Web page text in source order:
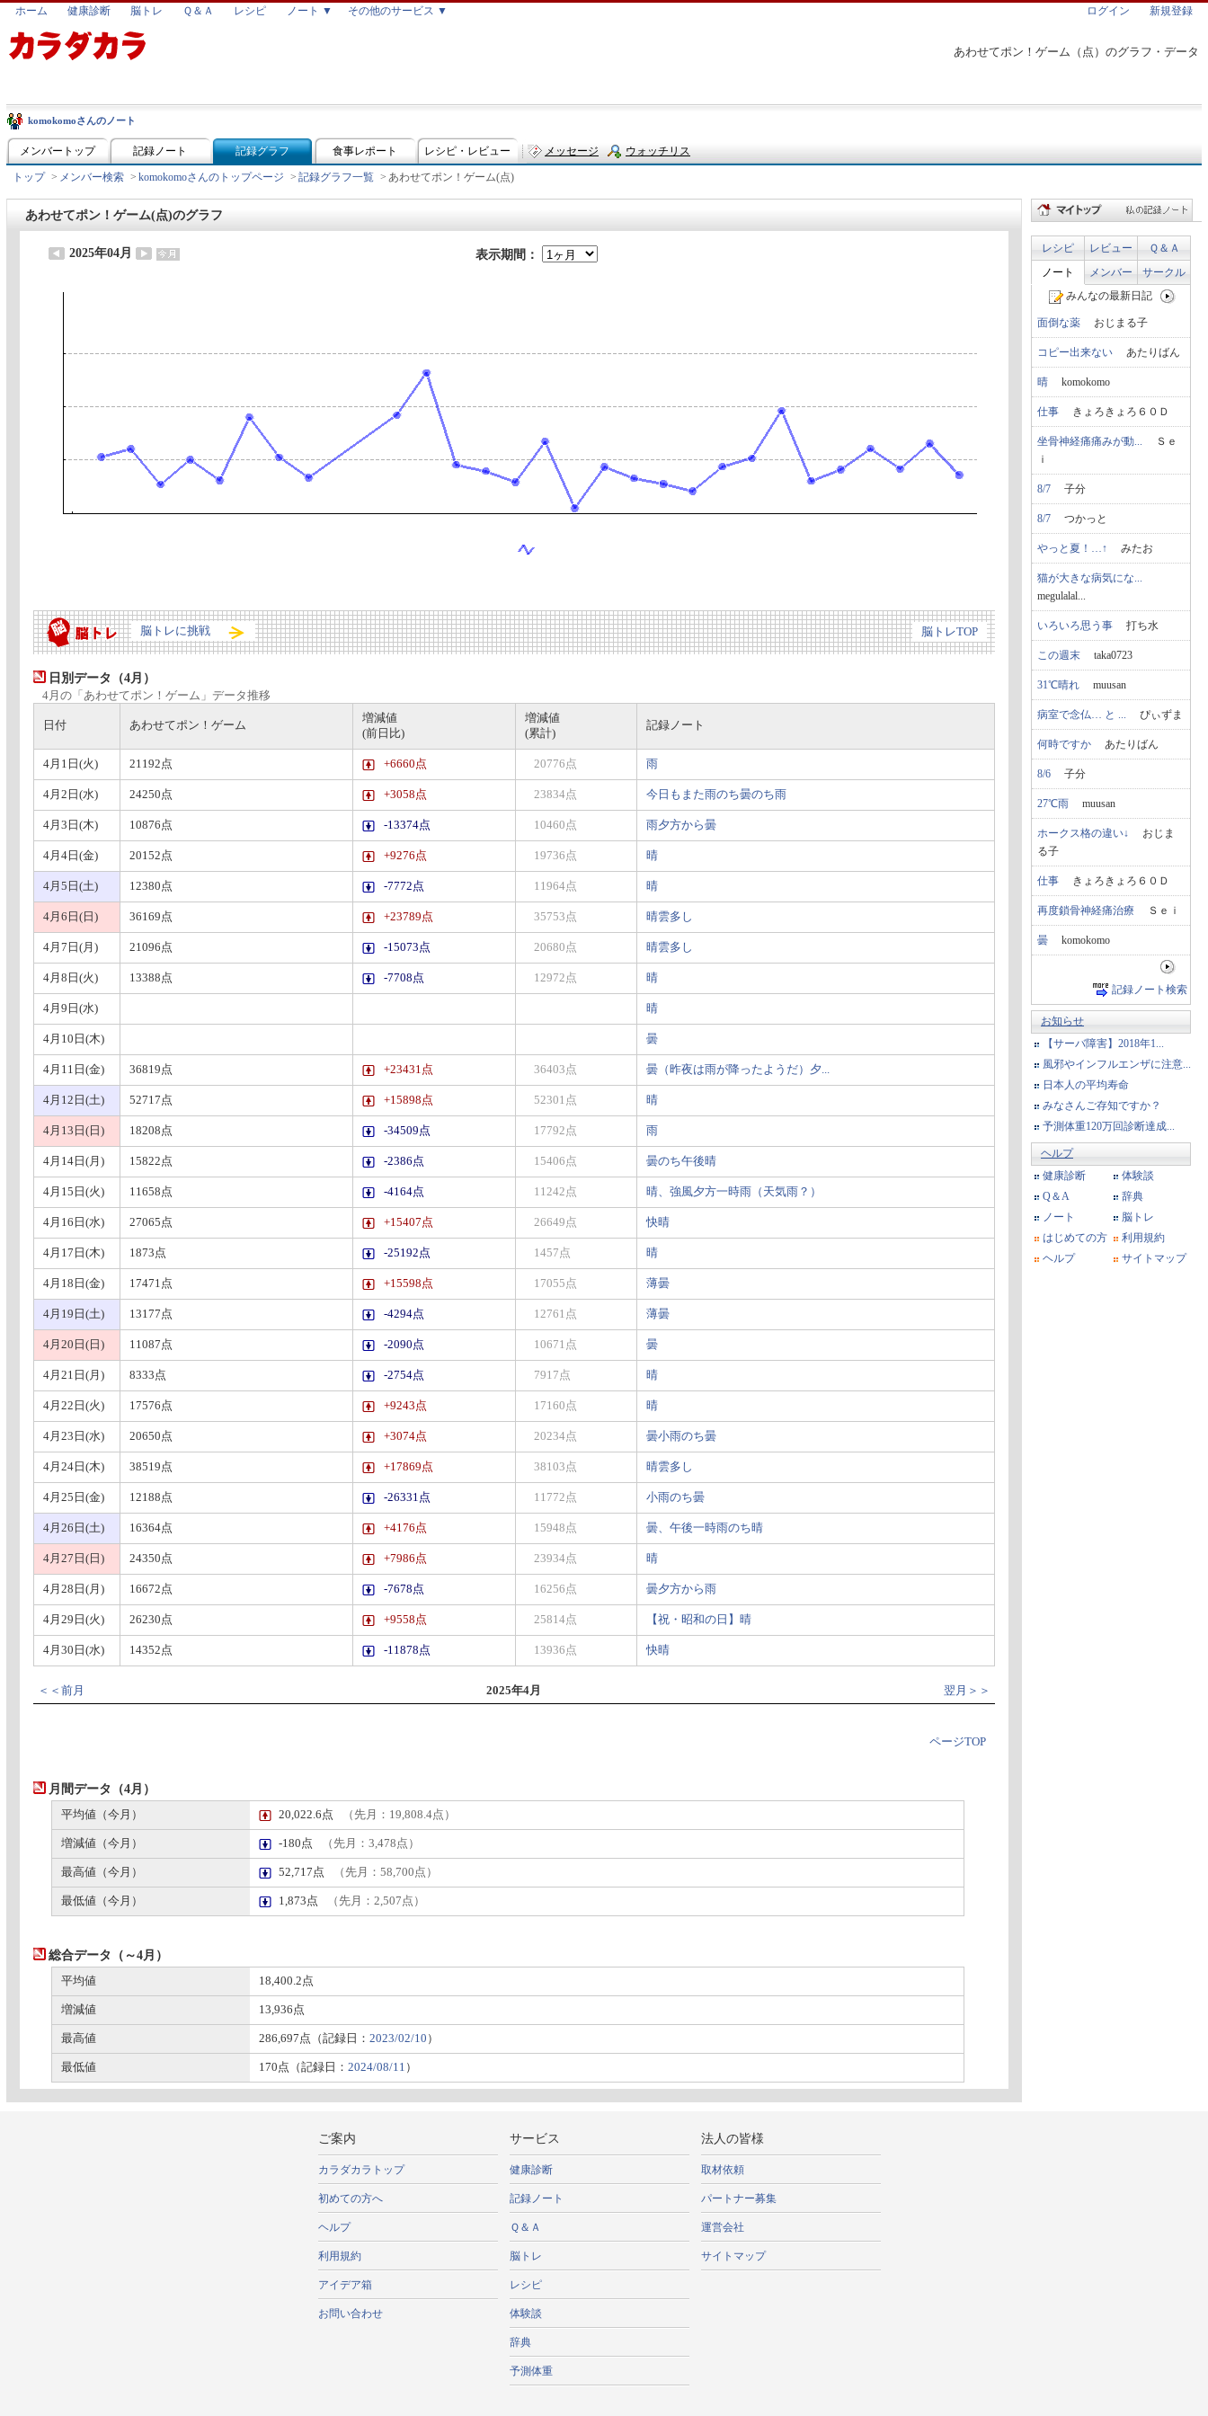
あわせてポン！ゲーム（点）のグラフ・データ
ホーム 健康診断 脳トレ Ｑ＆Ａ レシピ ノート ▼ その他のサービス ▼ ログイン 新規登録
komokomoさんのノート
メンバートップ 記録ノート 記録グラフ 食事レポート レシピ・レビュー メッセージ ウォッチリス
トップ > メンバー検索 > komokomoさんのトップページ > 記録グラフ一覧 > あわせてポン！ゲーム(点)
あわせてポン！ゲーム(点)のグラフ
2025年04月 表示期間：
脳トレに挑戦 脳トレTOP
日別データ（4月）
4月の「あわせてポン！ゲーム」データ推移
日付 あわせてポン！ゲーム
増減値
(前日比)
増減値
(累計)
記録ノート
4月1日(火) 21192点 +6660点 20776点 雨
4月2日(水) 24250点 +3058点 23834点 今日もまた雨のち曇のち雨
4月3日(木) 10876点 -13374点 10460点 雨夕方から曇
4月4日(金) 20152点 +9276点 19736点 晴
4月5日(土) 12380点 -7772点 11964点 晴
4月6日(日) 36169点 +23789点 35753点 晴雲多し
4月7日(月) 21096点 -15073点 20680点 晴雲多し
4月8日(火) 13388点 -7708点 12972点 晴
4月9日(水) 晴
4月10日(木) 曇
4月11日(金) 36819点 +23431点 36403点 曇（昨夜は雨が降ったようだ）夕...
4月12日(土) 52717点 +15898点 52301点 晴
4月13日(日) 18208点 -34509点 17792点 雨
4月14日(月) 15822点 -2386点 15406点 曇のち午後晴
4月15日(火) 11658点 -4164点 11242点 晴、強風夕方一時雨（天気雨？）
4月16日(水) 27065点 +15407点 26649点 快晴
4月17日(木) 1873点 -25192点 1457点 晴
4月18日(金) 17471点 +15598点 17055点 薄曇
4月19日(土) 13177点 -4294点 12761点 薄曇
4月20日(日) 11087点 -2090点 10671点 曇
4月21日(月) 8333点 -2754点 7917点 晴
4月22日(火) 17576点 +9243点 17160点 晴
4月23日(水) 20650点 +3074点 20234点 曇小雨のち曇
4月24日(木) 38519点 +17869点 38103点 晴雲多し
4月25日(金) 12188点 -26331点 11772点 小雨のち曇
4月26日(土) 16364点 +4176点 15948点 曇、午後一時雨のち晴
4月27日(日) 24350点 +7986点 23934点 晴
4月28日(月) 16672点 -7678点 16256点 曇夕方から雨
4月29日(火) 26230点 +9558点 25814点 【祝・昭和の日】晴
4月30日(水) 14352点 -11878点 13936点 快晴
＜＜前月 2025年4月 翌月＞＞
ページTOP
月間データ（4月）
平均値（今月） 20,022.6点 （先月：19,808.4点）
増減値（今月） -180点 （先月：3,478点）
最高値（今月） 52,717点 （先月：58,700点）
最低値（今月） 1,873点 （先月：2,507点）
総合データ（～4月）
平均値 18,400.2点
増減値 13,936点
最高値 286,697点（記録日： 2023/02/10 ）
最低値 170点（記録日： 2024/08/11 ）
レシピ レビュー
Ｑ＆Ａ
ノート
メンバー
サークル
みんなの最新日記
面倒な薬 おじまる子
コピー出来ない あたりばん
晴 komokomo
仕事 きょろきょろ６０Ｄ
坐骨神経痛痛みが動... Ｓｅ
ｉ
8/7 子分
8/7 つかっと
やっと夏！…↑ みたお
猫が大きな病気にな...
megulalal...
いろいろ思う事 打ち水
この週末 taka0723
31℃晴れ muusan
病室で念仏… と ... ぴぃずま
何時ですか あたりばん
8/6 子分
27℃雨 muusan
ホークス格の違い↓ おじま
る子
仕事 きょろきょろ６０Ｄ
再度鎖骨神経痛治療 Ｓｅｉ
曇 komokomo
記録ノート検索
お知らせ
【サーバ障害】2018年1...
風邪やインフルエンザに注意...
日本人の平均寿命
みなさんご存知ですか？
予測体重120万回診断達成...
ヘルプ
健康診断
体験談
Q＆A
辞典
ノート
脳トレ
はじめての方
利用規約
ヘルプ
サイトマップ
ご案内
カラダカラトップ
初めての方へ
ヘルプ
利用規約
アイデア箱
お問い合わせ
サービス
健康診断
記録ノート
Ｑ＆Ａ
脳トレ
レシピ
体験談
辞典
予測体重
法人の皆様
取材依頼
パートナー募集
運営会社
サイトマップ